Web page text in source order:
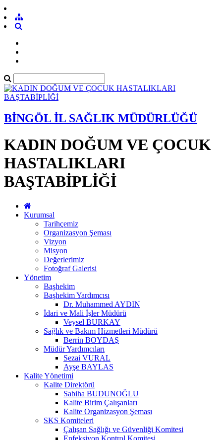
BİNGÖL İL SAĞLIK MÜDÜRLÜĞÜ
KADIN DOĞUM VE ÇOCUK
HASTALIKLARI
BAŞTABİPLİĞİ
Kurumsal
Tarihçemiz
Organizasyon Şeması
Vizyon
Misyon
Değerlerimiz
Fotoğraf Galerisi
Yönetim
Başhekim
Başhekim Yardımcısı
Dr. Muhammed AYDIN
İdari ve Mali İşler Müdürü
Veysel BURKAY
Sağlık ve Bakım Hizmetleri Müdürü
Berrin BOYDAŞ
Müdür Yardımcıları
Sezai VURAL
Ayşe BAYLAS
Kalite Yönetimi
Kalite Direktörü
Sabiha BUDUNOĞLU
Kalite Birim Çalışanları
Kalite Organizasyon Şeması
SKS Komiteleri
Çalışan Sağlığı ve Güvenliği Komitesi
Enfeksiyon Kontrol Komitesi